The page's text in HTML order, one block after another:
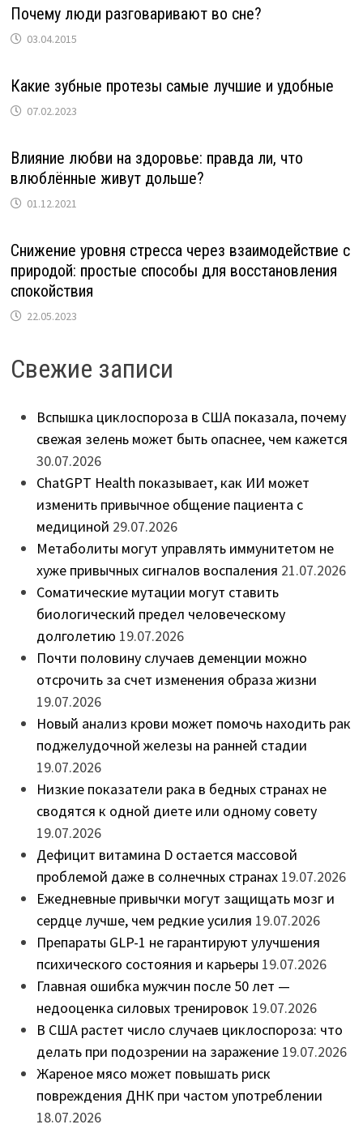
Почему люди разговаривают во сне?
03.04.2015
Какие зубные протезы самые лучшие и удобные
07.02.2023
Влияние любви на здоровье: правда ли, что
влюблённые живут дольше?
01.12.2021
Снижение уровня стресса через взаимодействие с
природой: простые способы для восстановления
спокойствия
22.05.2023
Свежие записи
Вспышка циклоспороза в США показала, почему
свежая зелень может быть опаснее, чем кажется
30.07.2026
ChatGPT Health показывает, как ИИ может
изменить привычное общение пациента с
медициной 29.07.2026
Метаболиты могут управлять иммунитетом не
хуже привычных сигналов воспаления 21.07.2026
Соматические мутации могут ставить
биологический предел человеческому
долголетию 19.07.2026
Почти половину случаев деменции можно
отсрочить за счет изменения образа жизни
19.07.2026
Новый анализ крови может помочь находить рак
поджелудочной железы на ранней стадии
19.07.2026
Низкие показатели рака в бедных странах не
сводятся к одной диете или одному совету
19.07.2026
Дефицит витамина D остается массовой
проблемой даже в солнечных странах 19.07.2026
Ежедневные привычки могут защищать мозг и
сердце лучше, чем редкие усилия 19.07.2026
Препараты GLP-1 не гарантируют улучшения
психического состояния и карьеры 19.07.2026
Главная ошибка мужчин после 50 лет —
недооценка силовых тренировок 19.07.2026
В США растет число случаев циклоспороза: что
делать при подозрении на заражение 19.07.2026
Жареное мясо может повышать риск
повреждения ДНК при частом употреблении
18.07.2026